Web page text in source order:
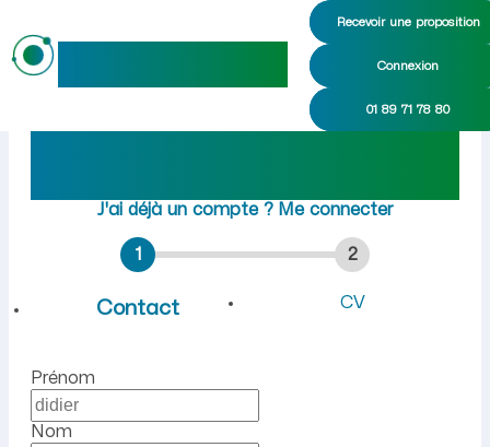
Recevoir une proposition
Connexion
01 89 71 78 80
Emploi à Regny (Aisne) :
Rejoindre maideoàRegny
J'ai déjà un compte ? Me connecter
1
Contact
2
CV
Prénom
Nom